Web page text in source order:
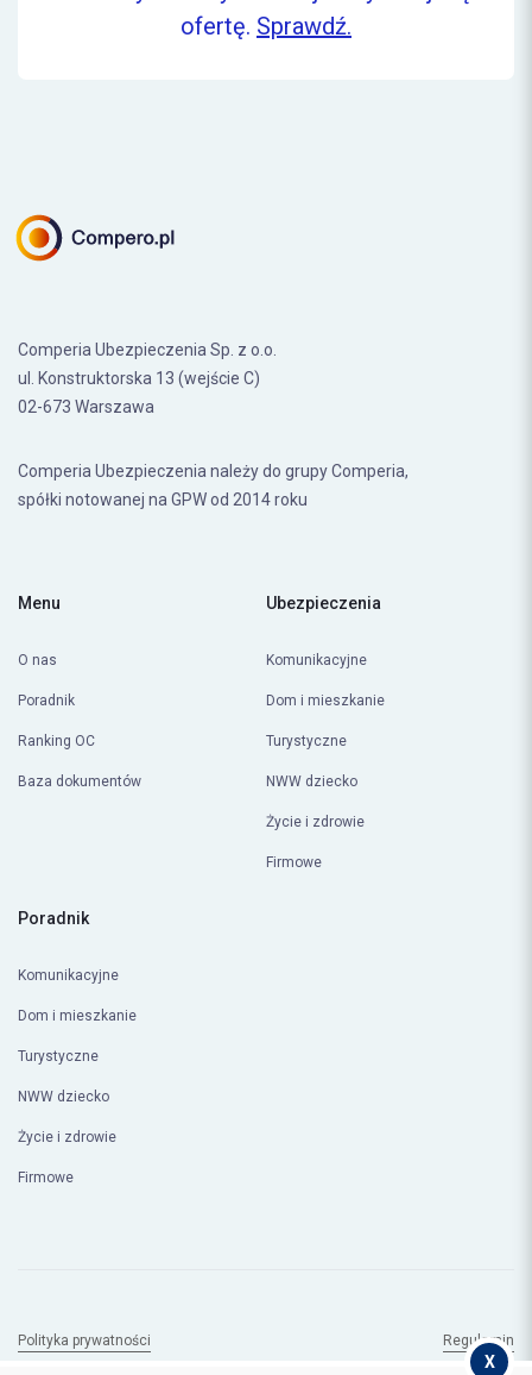
towarzystw i wybierz najkorzystniejszą
Comperia Ubezpieczenia Sp. z o.o.
ul. Konstruktorska 13 (wejście C)
Comperia Ubezpieczenia należy do grupy Comperia,
NWW dziecko
NWW dziecko
Regulamin
X